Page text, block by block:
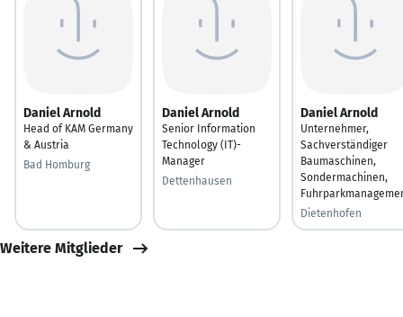
Daniel Arnold
Head of KAM Germany
& Austria
Bad Homburg
Daniel Arnold
Senior Information
Technology (IT)-
Manager
Dettenhausen
Daniel Arnold
Unternehmer,
Sachverständiger
Baumaschinen,
Sondermachinen,
Dietenhofen
Weitere Mitglieder